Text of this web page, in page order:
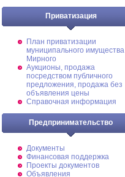
Приватизация
План приватизации
муниципального имущества
Мирного
Аукционы, продажа
посредством публичного
предложения, продажа без
объявления цены
Справочная информация
Предпринимательство
Документы
Финансовая поддержка
Проекты документов
Объявления